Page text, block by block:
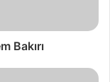
Bakırı